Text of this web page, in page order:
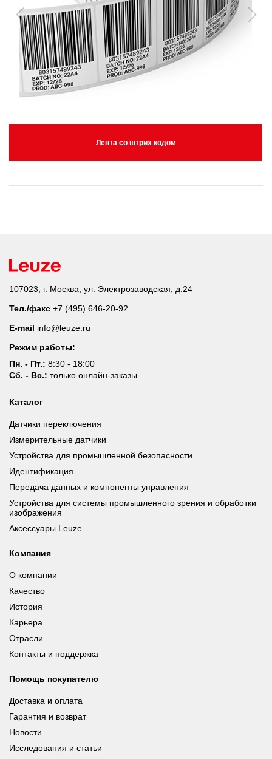
Лента со штрих кодом
107023, г. Москва, ул. Электрозаводская, д.24
Тел./факс +7 (495) 646-20-92
E-mail info@leuze.ru
Режим работы:
Пн. - Пт.: 8:30 - 18:00
Сб. - Вс.: только онлайн-заказы
Каталог
Датчики переключения
Измерительные датчики
Устройства для промышленной безопасности
Идентификация
Передача данных и компоненты управления
Устройства для системы промышленного зрения и обработки
изображения
Аксессуары Leuze
Компания
О компании
Качество
История
Карьера
Отрасли
Контакты и поддержка
Помощь покупателю
Доставка и оплата
Гарантия и возврат
Новости
Исследования и статьи